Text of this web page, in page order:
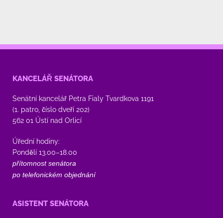
KANCELÁŘ SENÁTORA
Senátní kancelář Petra Fialy Tvardkova 1191
(1. patro, číslo dveří 202)
562 01 Ústí nad Orlicí
Úřední hodiny:
Pondělí 13.00–18.00
přítomnost senátora
po telefonickém objednání
ASISTENT SENÁTORA